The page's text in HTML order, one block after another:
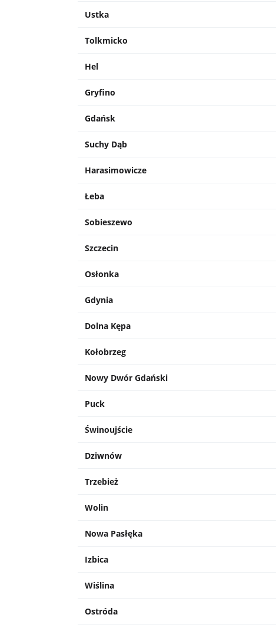
Ustka
Tolkmicko
Hel
Gryfino
Gdańsk
Suchy Dąb
Harasimowicze
Łeba
Sobieszewo
Szczecin
Osłonka
Gdynia
Dolna Kępa
Kołobrzeg
Nowy Dwór Gdański
Puck
Świnoujście
Dziwnów
Trzebież
Wolin
Nowa Pasłęka
Izbica
Wiślina
Ostróda